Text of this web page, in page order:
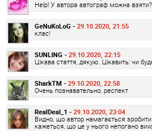
Help! У автора автограф можна взяти?
GeNuKoLoG - 29.10.2020, 21:55
клас!
SUNLING - 29.10.2020, 22:15
Цікава стаття, дякую. Цікавить: чи
SharkTM - 29.10.2020, 22:58
Очень познавательно, респект
RealDeal_1 - 29.10.2020, 23:04
Видно, що автор намагається
кажеться, що це у нього непогано